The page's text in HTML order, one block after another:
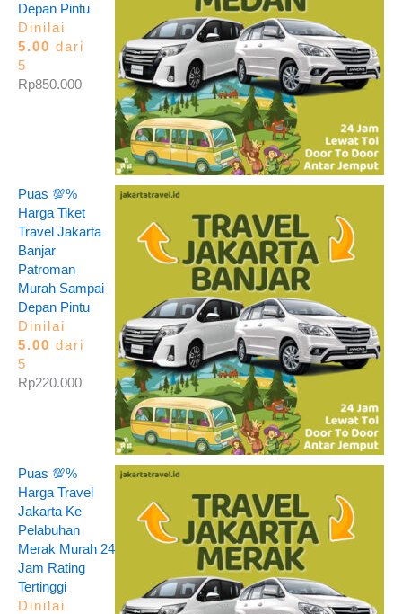
Depan Pintu
Dinilai
5.00 dari
5
Rp850.000
Puas 💯%
Harga Tiket
Travel Jakarta
Banjar
Patroman
Murah Sampai
Depan Pintu
Dinilai
5.00 dari
5
Rp220.000
Puas 💯%
Harga Travel
Jakarta Ke
Pelabuhan
Merak Murah 24
Jam Rating
Tertinggi
Dinilai